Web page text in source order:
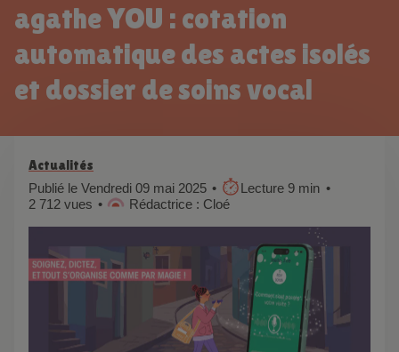
agathe YOU : cotation
automatique des actes isolés
et dossier de soins vocal
Actualités
Publié le Vendredi 09 mai 2025
Lecture 9 min
2 712 vues
Rédactrice : Cloé